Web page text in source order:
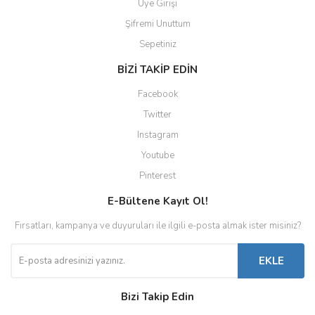
Üye Girişi
Şifremi Unuttum
Sepetiniz
BİZİ TAKİP EDİN
Facebook
Twitter
Instagram
Youtube
Pinterest
E-Bültene Kayıt Ol!
Fırsatları, kampanya ve duyuruları ile ilgili e-posta almak ister misiniz?
EKLE
Bizi Takip Edin